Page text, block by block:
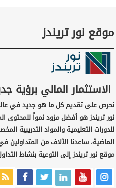
موقع نور تريندز
الاستثمار المالي برؤية
نحرص على تقديم كل ما هو جديد في عالم
نور تريندز هو أفضل مزود نمواً
للدورات التعليمية والمواد التدريبية
الماضية، ساعدنا الآلاف من
موقع نور تريندز إلى التوعية بنشاط